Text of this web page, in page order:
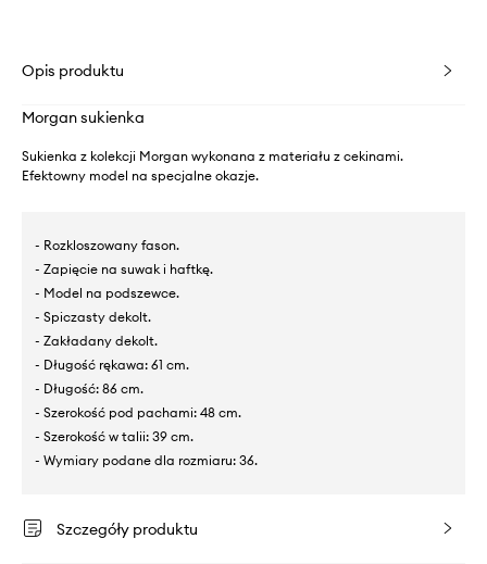
Opis produktu
Morgan sukienka
Sukienka z kolekcji Morgan wykonana z materiału z cekinami.
Efektowny model na specjalne okazje.
- Rozkloszowany fason.
- Zapięcie na suwak i haftkę.
- Model na podszewce.
- Spiczasty dekolt.
- Zakładany dekolt.
- Długość rękawa: 61 cm.
- Długość: 86 cm.
- Szerokość pod pachami: 48 cm.
- Szerokość w talii: 39 cm.
- Wymiary podane dla rozmiaru: 36.
Szczegóły produktu